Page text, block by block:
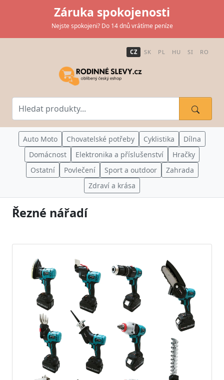
Záruka spokojenosti
Nejste spokojeni? Do 14 dnů vrátíme peníze
CZ SK PL HU SI RO
Auto Moto Chovatelské potřeby Cyklistika
Dílna
Domácnost
Elektronika a příslušenství
Hračky
Ostatní
Povlečení Sport a outdoor
Zahrada
Zdraví a krása
Řezné nářadí